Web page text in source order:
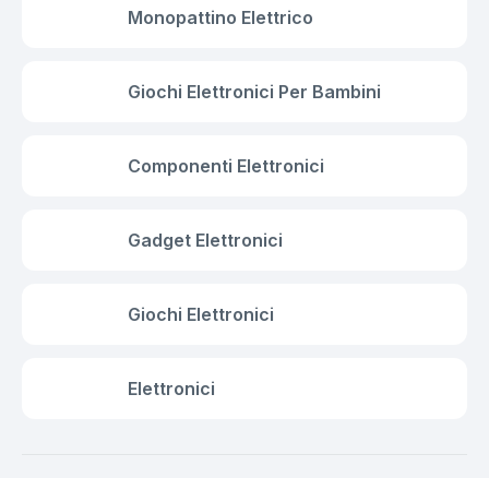
Monopattino Elettrico
Giochi Elettronici Per Bambini
Componenti Elettronici
Gadget Elettronici
Giochi Elettronici
Elettronici